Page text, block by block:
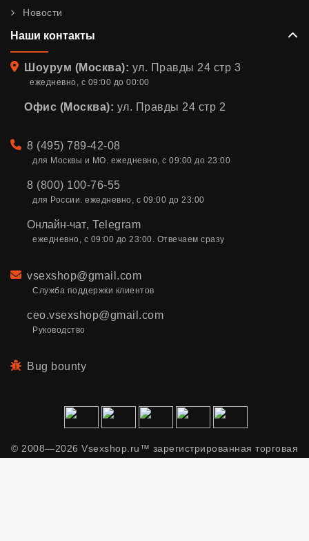
Новости
Наши контакты
Адрес
Шоурум (Москва): ул. Правды 24 стр 3
ежедневно, с 09:00 до 00:00
Офис (Москва): ул. Правды 24 стр 2
Телефон
8 (495) 789-42-08
для Москвы и МО. ежедневно, с 09:00 до 23:00
8 (800) 100-76-55
для России. ежедневно, с 09:00 до 23:00
Онлайн-чат, Telegram
ежедневно, с 09:00 до 23:00. Отвечаем сразу
Email
vsexshop@gmail.com
Служба поддержки клиентов
ceo.vsexshop@gmail.com
Руководство
Bug bounty
© 2008—2026 Vsexshop.ru™ зарегистрированная торговая